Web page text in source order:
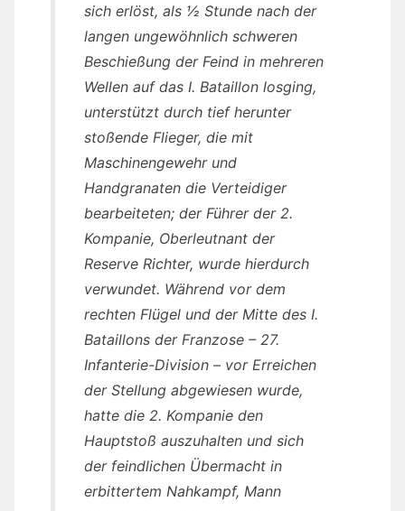
sich erlöst, als ½ Stunde nach der
langen ungewöhnlich schweren
Beschießung der Feind in mehreren
Wellen auf das I. Bataillon losging,
unterstützt durch tief herunter
stoßende Flieger, die mit
Maschinengewehr und
Handgranaten die Verteidiger
bearbeiteten; der Führer der 2.
Kompanie, Oberleutnant der
Reserve Richter, wurde hierdurch
verwundet. Während vor dem
rechten Flügel und der Mitte des I.
Bataillons der Franzose – 27.
Infanterie-Division – vor Erreichen
der Stellung abgewiesen wurde,
hatte die 2. Kompanie den
Hauptstoß auszuhalten und sich
der feindlichen Übermacht in
erbittertem Nahkampf, Mann